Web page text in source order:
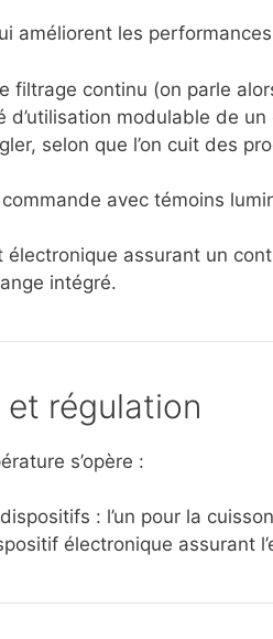
améliorent les
filtrage continu (on parle
d’utilisation modulable de
selon que l’on cuit des
avec témoins
électronique assurant un
intégré.
régulation
s’opère :
: l’un pour la
électronique assurant